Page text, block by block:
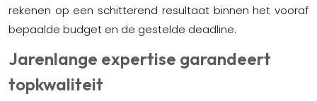
rekenen op een schitterend resultaat binnen het vooraf
bepaalde budget en de gestelde deadline.
Jarenlange expertise garandeert
topkwaliteit